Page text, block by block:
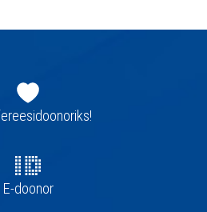
E-doonor